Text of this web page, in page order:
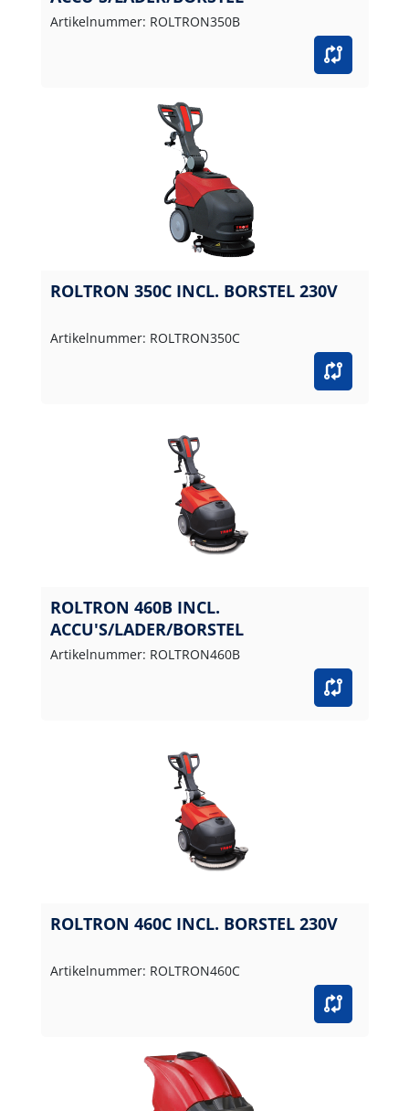
Artikelnummer: ROLTRON350B
ROLTRON 350C INCL. BORSTEL 230V
Artikelnummer: ROLTRON350C
ROLTRON 460B INCL.
ACCU'S/LADER/BORSTEL
Artikelnummer: ROLTRON460B
ROLTRON 460C INCL. BORSTEL 230V
Artikelnummer: ROLTRON460C